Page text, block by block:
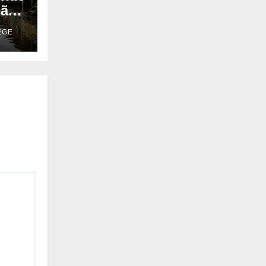
o